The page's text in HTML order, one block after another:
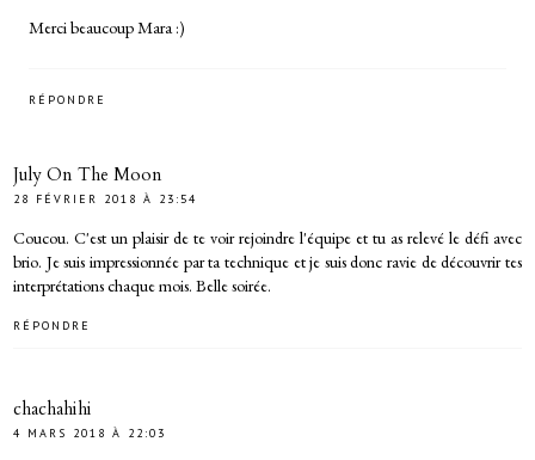
Merci beaucoup Mara :)
RÉPONDRE
July On The Moon
28 FÉVRIER 2018 À 23:54
Coucou. C'est un plaisir de te voir rejoindre l'équipe et tu as relevé le défi avec
brio. Je suis impressionnée par ta technique et je suis donc ravie de découvrir tes
interprétations chaque mois. Belle soirée.
RÉPONDRE
chachahihi
4 MARS 2018 À 22:03